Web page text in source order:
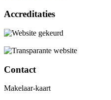
Accreditaties
Contact
Makelaar-kaart